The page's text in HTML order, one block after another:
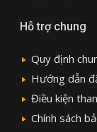
Hỗ trợ chung
Quy định
Hướng dẫn
Điều kiện
Chính sách